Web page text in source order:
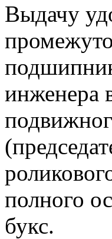
Выдачу
инженера
полного
букс.